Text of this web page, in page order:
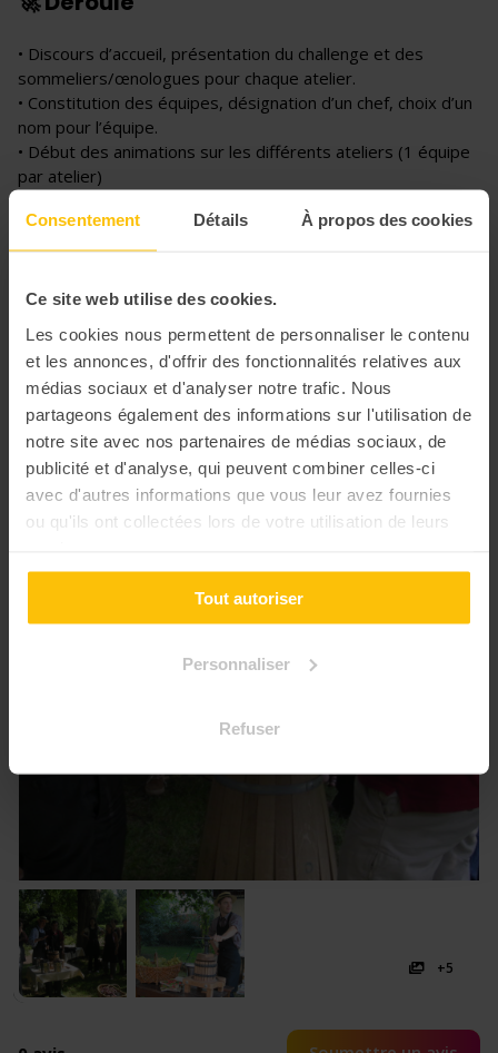
Consentement Détails À propos des cookies
Ce site web utilise des cookies.
Les cookies nous permettent de personnaliser le contenu
et les annonces, d'offrir des fonctionnalités relatives aux
médias sociaux et d'analyser notre trafic. Nous
partageons également des informations sur l'utilisation de
notre site avec nos partenaires de médias sociaux, de
publicité et d'analyse, qui peuvent combiner celles-ci
avec d'autres informations que vous leur avez fournies
ou qu'ils ont collectées lors de votre utilisation de leurs
Tout autoriser
Personnaliser
Refuser
• Discours d’accueil, présentation du challenge et des
sommeliers/œnologues pour chaque atelier.
• Constitution des équipes, désignation d’un chef, choix d’un
nom pour l’équipe.
• Début des animations sur les différents ateliers (1 équipe
par atelier)
atelier : selon le temps imparti par activité) la fin du
challenge, décompte des points et classement des équipes.
Cette escapade œnologique est l'occasion parfaite pour
renforcer les liens, partager des connaissances et surtout,
s'amuser. Prêts pour l'aventure ?
+5